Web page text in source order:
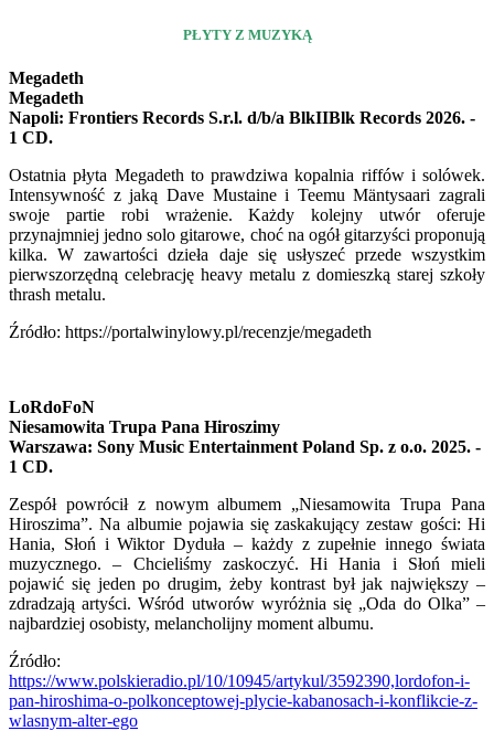
PŁYTY Z MUZYKĄ
Megadeth
Megadeth
Napoli: Frontiers Records S.r.l. d/b/a BlkIIBlk Records 2026. -
1 CD.
Ostatnia płyta Megadeth to prawdziwa kopalnia riffów i solówek.
Intensywność z jaką Dave Mustaine i Teemu Mäntysaari zagrali
swoje partie robi wrażenie. Każdy kolejny utwór oferuje
przynajmniej jedno solo gitarowe, choć na ogół gitarzyści proponują
kilka. W zawartości dzieła daje się usłyszeć przede wszystkim
pierwszorzędną celebrację heavy metalu z domieszką starej szkoły
thrash metalu.
Źródło: https://portalwinylowy.pl/recenzje/megadeth
LoRdoFoN
Niesamowita Trupa Pana Hiroszimy
Warszawa: Sony Music Entertainment Poland Sp. z o.o. 2025. -
1 CD.
Zespół powrócił z nowym albumem „Niesamowita Trupa Pana
Hiroszima”. Na albumie pojawia się zaskakujący zestaw gości: Hi
Hania, Słoń i Wiktor Dyduła – każdy z zupełnie innego świata
muzycznego. – Chcieliśmy zaskoczyć. Hi Hania i Słoń mieli
pojawić się jeden po drugim, żeby kontrast był jak największy –
zdradzają artyści. Wśród utworów wyróżnia się „Oda do Olka” –
najbardziej osobisty, melancholijny moment albumu.
Źródło:
https://www.polskieradio.pl/10/10945/artykul/3592390,lordofon-i-
pan-hiroshima-o-polkonceptowej-plycie-kabanosach-i-konflikcie-z-
wlasnym-alter-ego